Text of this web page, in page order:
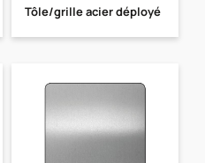
Tôle/grille acier déployé